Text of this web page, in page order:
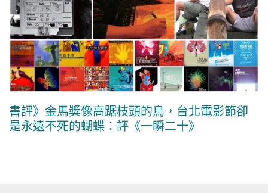
書評》金馬獎像高踞枝頭的鳥，台北電影節卻
是永遠不死的蝴蝶：評《一瞬二十》